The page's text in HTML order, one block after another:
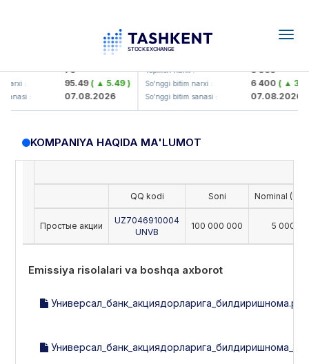
79
: 95.49( ▲ 5.49 )
: 07.08.2026
UZMK (<O'zmetkombinat> AJ)
Yopilish narxi : 6 099
So'nggi bitim narxi : 6 400( ▲
So'nggi bitim sanasi : 07.08.2026
KOMPANIYA HAQIDA MA'LUMOT
QQ kodi Soni Nominal
Простые акции
UZ7046910004
UNVB
100 000 000 5 000
Emissiya risolalari va boshqa axborot
Универсал_банк_акциядорларига_билдиришнома.pdf